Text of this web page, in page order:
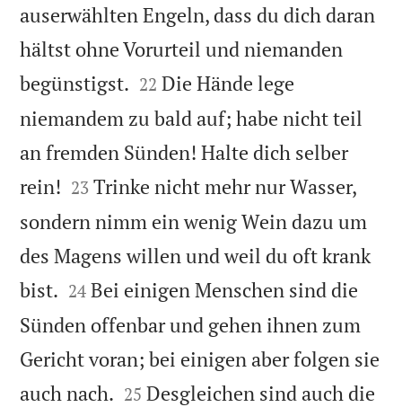
auserwählten Engeln, dass du dich daran
hältst ohne Vorurteil und niemanden
begünstigst. 

22 Die Hände lege
niemandem zu bald auf; habe nicht teil
an fremden Sünden! Halte dich selber
rein! 

23 Trinke nicht mehr nur Wasser,
sondern nimm ein wenig Wein dazu um
des Magens willen und weil du oft krank
bist. 

24 Bei einigen Menschen sind die
Sünden offenbar und gehen ihnen zum
Gericht voran; bei einigen aber folgen sie
auch nach. 

25 Desgleichen sind auch die